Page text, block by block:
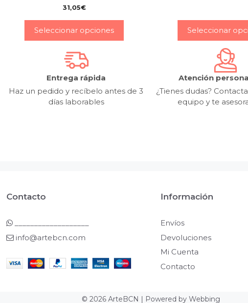
31,05€
Seleccionar opciones Seleccionar
Entrega rápida
Haz un pedido y recíbelo antes de 3
días laborables
Atención
¿Tienes dudas?
equipo y te
Contacto
info@artebcn.com
Información
Envíos
Devoluciones
Mi Cuenta
Contacto
© 2026 ArteBCN | Powered by Webbing